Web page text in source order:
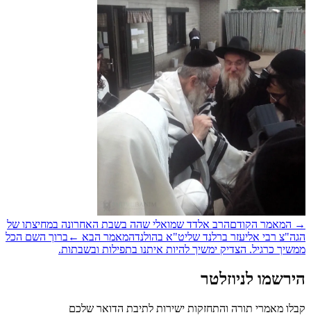
המאמר הקודםהרב אלדד שמואלי שהה בשבת האחרונה במחיצתו של
רבי אליעזר ברלנד שליט"א בהולנדהמאמר הבא ← ברוך השם הכל
כרגיל. הצדיק ימשיך להיות איתנו בתפילות ובשבתות.
לניוזלטר
מאמרי תורה והתחזקות ישירות לתיבת הדואר שלכם